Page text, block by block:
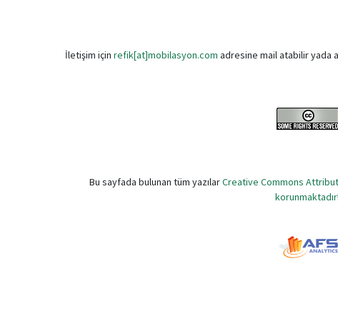
İletişim için refik[at]mobilasyon.com adresine mail atabilir yada
Bu sayfada bulunan tüm yazılarCreative Commons
korunmaktadır!